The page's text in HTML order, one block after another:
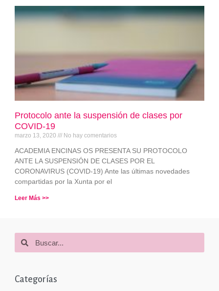
Protocolo ante la suspensión de clases por
COVID-19
marzo 13, 2020 No hay comentarios
ACADEMIA ENCINAS OS PRESENTA SU PROTOCOLO
ANTE LA SUSPENSIÓN DE CLASES POR EL
CORONAVIRUS (COVID-19) Ante las últimas novedades
compartidas por la Xunta por el
Leer Más >>
Categorías